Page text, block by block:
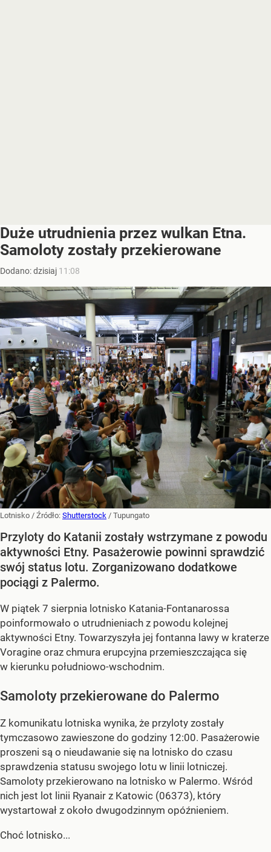
Duże utrudnienia przez wulkan Etna.
Samoloty zostały przekierowane
Dodano:dzisiaj 11:08
Lotnisko / Źródło: Shutterstock / Tupungato
Przyloty do Katanii zostały wstrzymane z powodu
aktywności Etny. Pasażerowie powinni sprawdzić
swój status lotu. Zorganizowano dodatkowe
pociągi z Palermo.
W piątek 7 sierpnia lotnisko Katania-Fontanarossa
poinformowało o utrudnieniach z powodu kolejnej
aktywności Etny. Towarzyszyła jej fontanna lawy w kraterze
Voragine oraz chmura erupcyjna przemieszczająca się
w kierunku południowo-wschodnim.
Samoloty przekierowane do Palermo
Z komunikatu lotniska wynika, że przyloty zostały
tymczasowo zawieszone do godziny 12:00. Pasażerowie
proszeni są o nieudawanie się na lotnisko do czasu
sprawdzenia statusu swojego lotu w linii lotniczej.
Samoloty przekierowano na lotnisko w Palermo. Wśród
nich jest lot linii Ryanair z Katowic (06373), który
wystartował z około dwugodzinnym opóźnieniem.
Choć lotnisko...